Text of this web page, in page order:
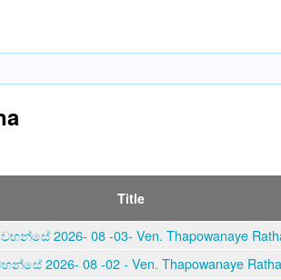
Title
2026- 08 -03- Ven. Thapowanaye
08 -02 - Ven. Thapowanaye